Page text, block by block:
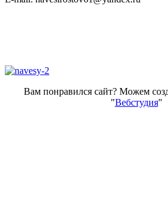
Вам понравился сайт? Можем
"Вебстудия"